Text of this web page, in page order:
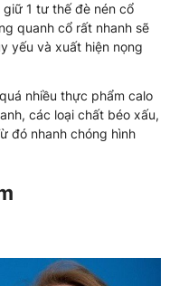
1 tư thế đè nén cổ
quanh cổ rất nhanh sẽ
yếu và xuất hiện nọng
nhiều thực phẩm calo
các loại chất béo xấu,
đó nhanh chóng hình